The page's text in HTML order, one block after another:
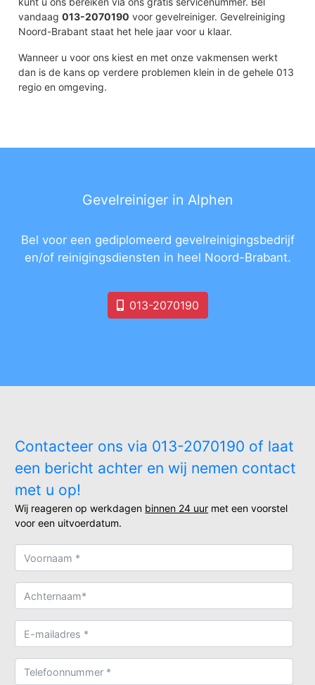
vandaag013-2070190 voor gevelreiniger. Gevelreiniging
Noord-Brabant staat het hele jaar voor u klaar.
Wanneer u voor ons kiest en met onze vakmensen werkt
dan is de kans op verdere problemen klein in de gehele 013
regio en omgeving.
Gevelreiniger in Alphen
Bel voor een gediplomeerd gevelreinigingsbedrijf
en/of reinigingsdiensten in heel Noord-Brabant.
013-2070190
Contacteer ons via 013-2070190 of laat
een bericht achter en wij nemen contact
met u op!
Wij reageren op werkdagen binnen 24 uur met een voorstel
voor een uitvoerdatum.